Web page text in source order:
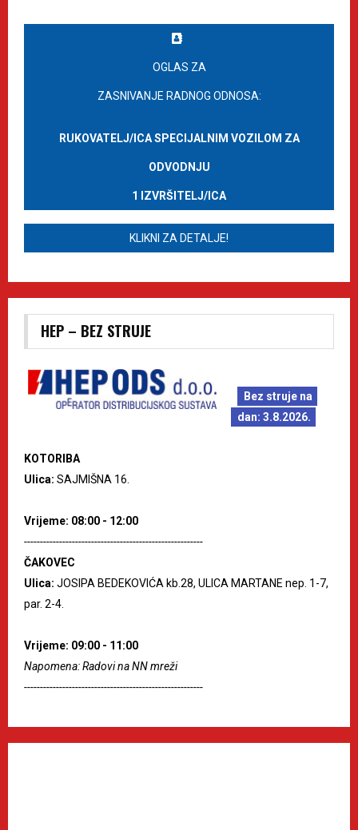
OGLAS ZA
ZASNIVANJE RADNOG ODNOSA:
RUKOVATELJ/ICA SPECIJALNIM VOZILOM ZA
ODVODNJU
1 IZVRŠITELJ/ICA
KLIKNI ZA DETALJE!
HEP – BEZ STRUJE
Bez struje na
dan: 3.8.2026.
KOTORIBA
Ulica: SAJMIŠNA 16.
Vrijeme: 08:00 - 12:00
--------------------------------------------------------
ČAKOVEC
Ulica: JOSIPA BEDEKOVIĆA kb.28, ULICA MARTANE nep. 1-7,
par. 2-4.
Vrijeme: 09:00 - 11:00
Napomena: Radovi na NN mreži
--------------------------------------------------------